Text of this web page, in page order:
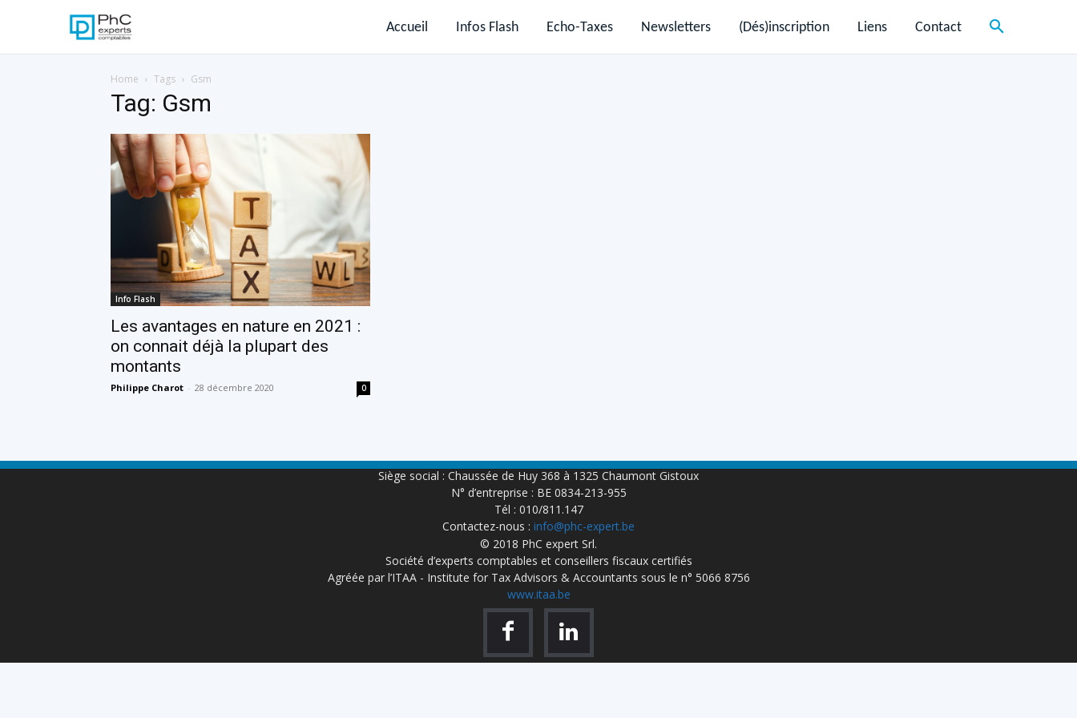
Accueil Infos Flash Echo-Taxes Newsletters (Dés)inscription Liens Contact
Home Tags Gsm
Tag: Gsm
Info Flash
Les avantages en nature en 2021 :
on connait déjà la plupart des
montants
Philippe Charot - 28 décembre 2020 0
Siège social : Chaussée de Huy 368 à 1325 Chaumont Gistoux
N° d’entreprise : BE 0834-213-955
Tél : 010/811.147
Contactez-nous : info@phc-expert.be
© 2018 PhC expert Srl.
Société d’experts comptables et conseillers fiscaux certifiés
Agréée par l’ITAA - Institute for Tax Advisors & Accountants sous le n° 5066 8756
www.itaa.be